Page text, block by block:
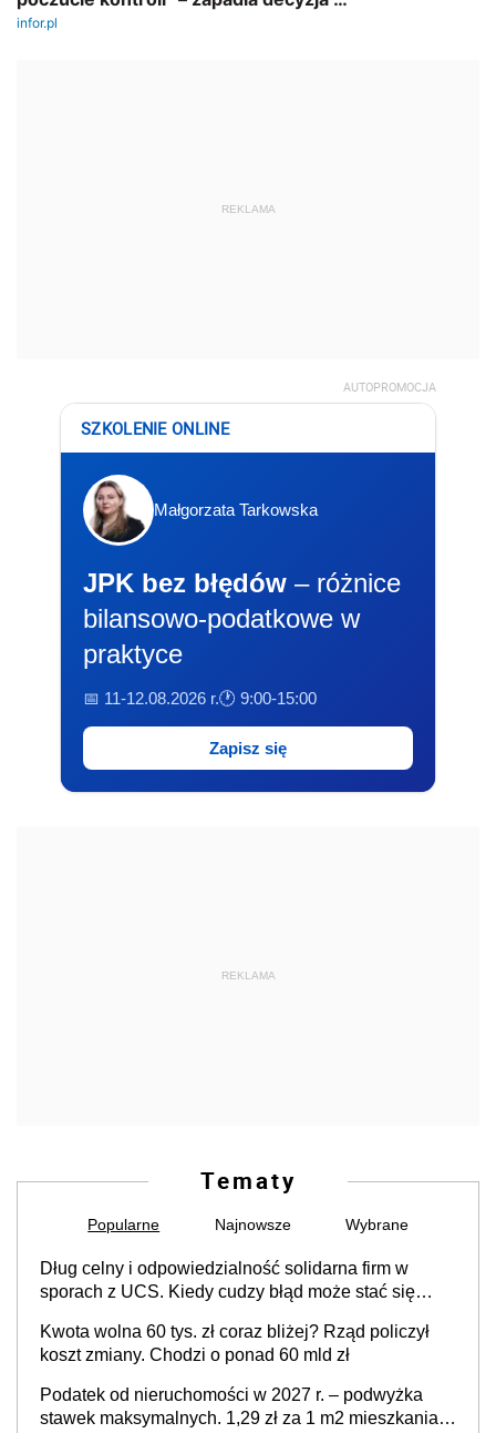
REKLAMA
AUTOPROMOCJA
SZKOLENIE ONLINE
Małgorzata Tarkowska
JPK bez błędów – różnice
bilansowo-podatkowe w
praktyce
📅 11-12.08.2026 r.🕐 9:00-15:00
Zapisz się
REKLAMA
Tematy
Popularne Najnowsze Wybrane
Dług celny i odpowiedzialność solidarna firm w
sporach z UCS. Kiedy cudzy błąd może stać się
Kwota wolna 60 tys. zł coraz bliżej? Rząd policzył
koszt zmiany. Chodzi o ponad 60 mld zł
Podatek od nieruchomości w 2027 r. – podwyżka
stawek maksymalnych. 1,29 zł za 1 m2 mieszkania,